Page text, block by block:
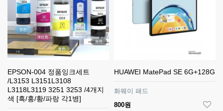
EPSON-004 정품잉크세트
/L3153 L3151L3108
L3118L3119 3251 3253 /4개지
색 [흑/홍/황/파랑 각1병]
HUAWEI MatePad SE 6G+128G
화웨이 패드
800원